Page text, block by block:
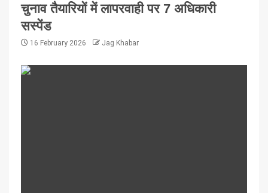
चुनाव तैयारियों में लापरवाही पर 7 अधिकारी
सस्पेंड
16 February 2026 Jag Khabar